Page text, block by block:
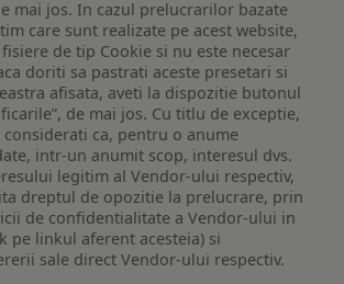
mai jos. In cazul prelucrarilor bazate
care sunt realizate pe acest website,
de tip Cookie si nu este necesar
doriti sa pastrati aceste presetari si
afisata, aveti la dispozitie butonul
de mai jos. Cu titlu de exceptie,
considerati ca, pentru o anume
intr-un anumit scop, interesul dvs.
legitim al Vendor-ului respectiv,
dreptul de opozitie la prelucrare, prin
de confidentialitate a Vendor-ului in
pe linkul aferent acesteia) si
sale direct Vendor-ului respectiv.